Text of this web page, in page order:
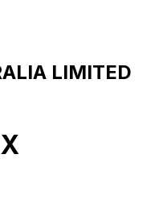
LIMITED